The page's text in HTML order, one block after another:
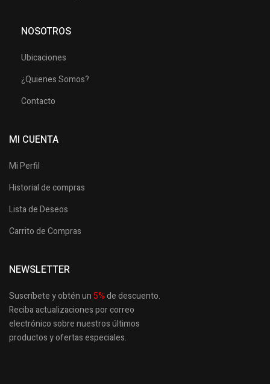
NOSOTROS
Ubicaciones
¿Quienes Somos?
Contacto
MI CUENTA
Mi Perfil
Historial de compras
Lista de Deseos
Carrito de Compras
NEWSLETTER
Suscríbete y obtén un 5%de descuento.
Reciba actualizaciones por correo
electrónico sobre nuestros últimos
productosy ofertas especiales.